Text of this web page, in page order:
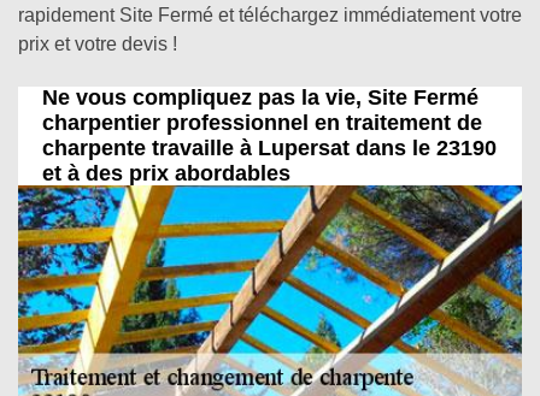
rapidement Site Fermé et téléchargez immédiatement votre
prix et votre devis !
Ne vous compliquez pas la vie, Site Fermé
charpentier professionnel en traitement de
charpente travaille à Lupersat dans le 23190
et à des prix abordables